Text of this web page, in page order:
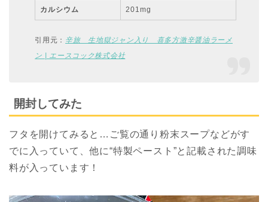
カルシウム 201mg
引用元： 辛旅 生地獄ジャン入り 喜多方激辛醤油ラーメ
ン | エースコック株式会社
開封してみた
フタを開けてみると…ご覧の通り粉末スープなどがす
でに入っていて、他に“特製ペースト”と記載された調味
料が入っています！